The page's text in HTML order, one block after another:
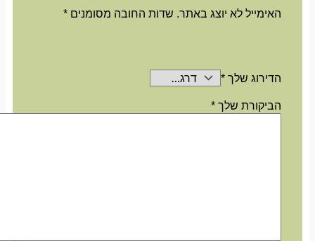
האימייל לא יוצג באתר. שדות החובה מסומנים*
הדירוג שלך*
הביקורת שלך*